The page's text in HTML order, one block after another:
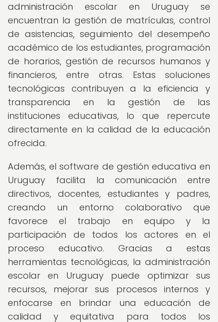
administración escolar en Uruguay se
encuentran la gestión de matrículas, control
de asistencias, seguimiento del desempeño
académico de los estudiantes, programación
de horarios, gestión de recursos humanos y
financieros, entre otras. Estas soluciones
tecnológicas contribuyen a la eficiencia y
transparencia en la gestión de las
instituciones educativas, lo que repercute
directamente en la calidad de la educación
ofrecida.
Además, el software de gestión educativa en
Uruguay facilita la comunicación entre
directivos, docentes, estudiantes y padres,
creando un entorno colaborativo que
favorece el trabajo en equipo y la
participación de todos los actores en el
proceso educativo. Gracias a estas
herramientas tecnológicas, la administración
escolar en Uruguay puede optimizar sus
recursos, mejorar sus procesos internos y
enfocarse en brindar una educación de
calidad y equitativa para todos los